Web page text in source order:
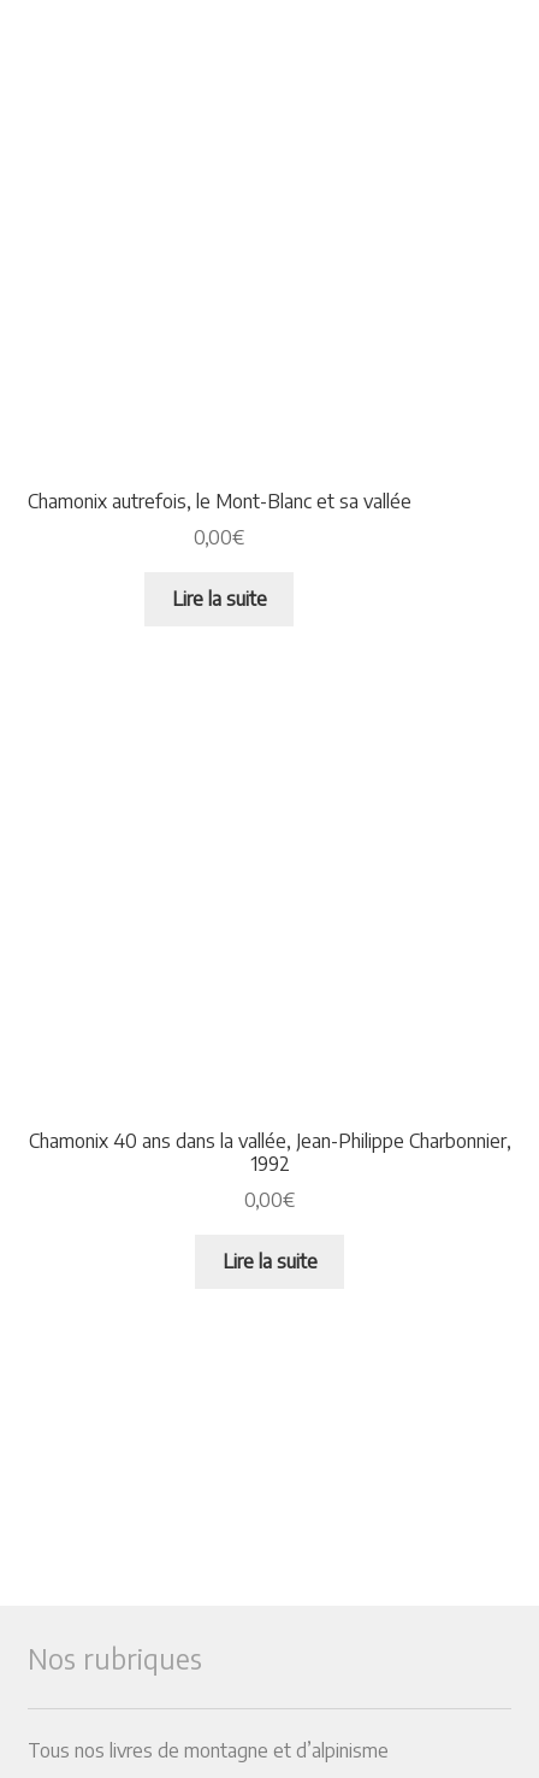
Chamonix autrefois, le Mont-Blanc et sa vallée
0,00€
Lire la suite
Chamonix 40 ans dans la vallée, Jean-Philippe Charbonnier,
1992
0,00€
Lire la suite
Nos rubriques
Tous nos livres de montagne et d’alpinisme